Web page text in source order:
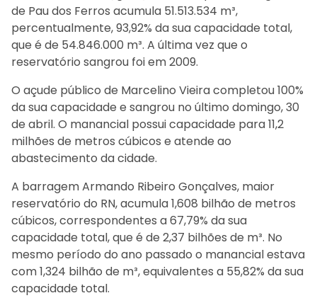
de Pau dos Ferros acumula 51.513.534 m³,
percentualmente, 93,92% da sua capacidade total,
que é de 54.846.000 m³. A última vez que o
reservatório sangrou foi em 2009.
O açude público de Marcelino Vieira completou 100%
da sua capacidade e sangrou no último domingo, 30
de abril. O manancial possui capacidade para 11,2
milhões de metros cúbicos e atende ao
abastecimento da cidade.
A barragem Armando Ribeiro Gonçalves, maior
reservatório do RN, acumula 1,608 bilhão de metros
cúbicos, correspondentes a 67,79% da sua
capacidade total, que é de 2,37 bilhões de m³. No
mesmo período do ano passado o manancial estava
com 1,324 bilhão de m³, equivalentes a 55,82% da sua
capacidade total.